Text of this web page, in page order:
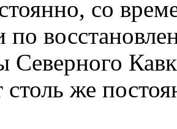
со
по
Северного
столь же